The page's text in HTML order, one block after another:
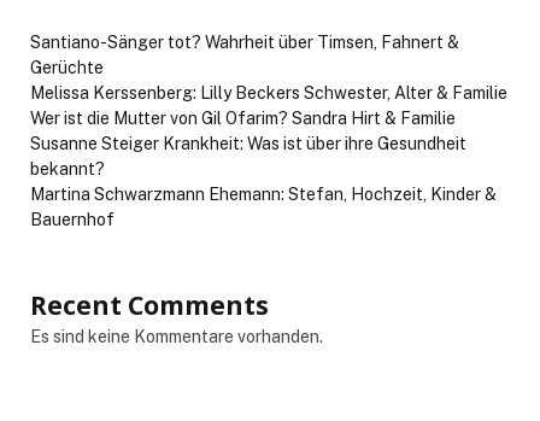
Santiano-Sänger tot? Wahrheit über Timsen, Fahnert &
Gerüchte
Melissa Kerssenberg: Lilly Beckers Schwester, Alter & Familie
Wer ist die Mutter von Gil Ofarim? Sandra Hirt & Familie
Susanne Steiger Krankheit: Was ist über ihre Gesundheit
bekannt?
Martina Schwarzmann Ehemann: Stefan, Hochzeit, Kinder &
Bauernhof
Recent Comments
Es sind keine Kommentare vorhanden.